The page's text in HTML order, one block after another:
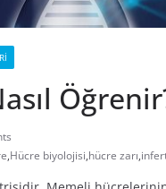
,Hücre biyolojisi,hücre zarı,